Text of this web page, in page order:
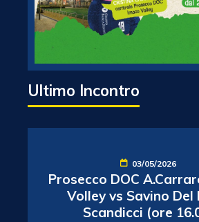
Ultimo Incontro
03/05/2026
Prosecco DOC
Volley vs Savino Del
Scandicci (ore